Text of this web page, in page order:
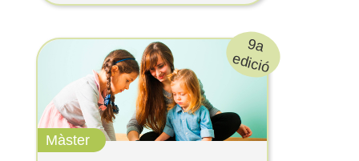
9
a
e
d
ic
ió
Màster